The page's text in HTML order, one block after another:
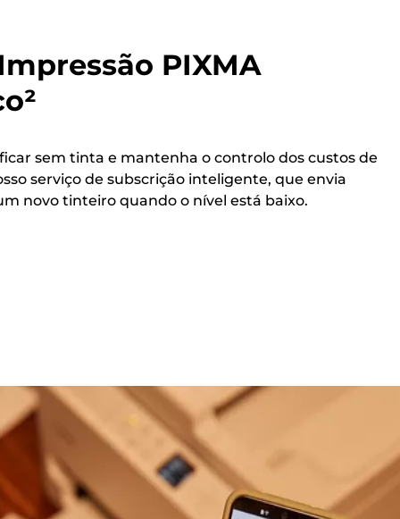
PIXMA
sem tinta e mantenha o controlo dos custos de
serviço de subscrição inteligente, que envia
novo tinteiro quando o nível está baixo.